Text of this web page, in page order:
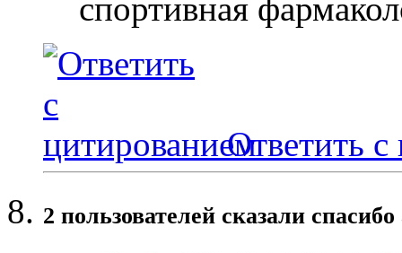
спортивная
Ответить с
2 пользователей сказали